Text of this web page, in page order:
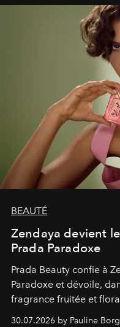
émerveillement.
BEAUTÉ
Zendaya devient
Prada Paradoxe
Prada Beauty confie à
Paradoxe et dévoile,
fragrance fruitée et
Chemistry Eau de Parfum.
30.07.2026 by Pauline